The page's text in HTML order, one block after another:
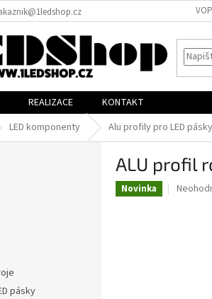
VOP
REALIZACE
KONTAKT
LED komponenty Alu profily pro LED pásky
pásky
ALU profil
Novinka